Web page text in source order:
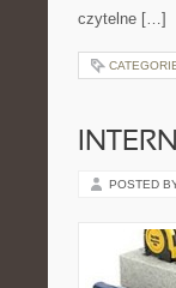
czytelne […]
POSTED